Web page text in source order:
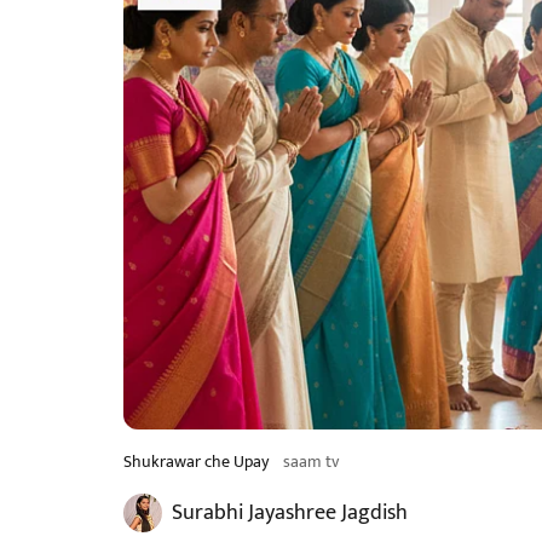
Shukrawar che Upay saam tv
Surabhi Jayashree Jagdish